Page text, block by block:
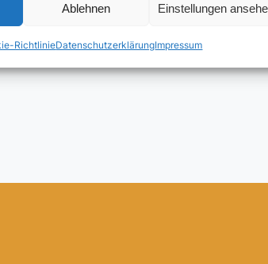
Ablehnen Einstellungen
RichtlinieDatenschutzerklärungImpressum